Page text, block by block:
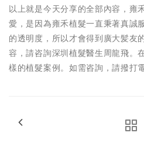
以上就是今天分享的全部內容，雍
愛，是因為雍禾植髮一直秉著真誠
的透明度，所以才會得到廣大髪友
容，請咨詢深圳植髮醫生周龍飛。
樣的植髮案例。如需咨詢，請撥打